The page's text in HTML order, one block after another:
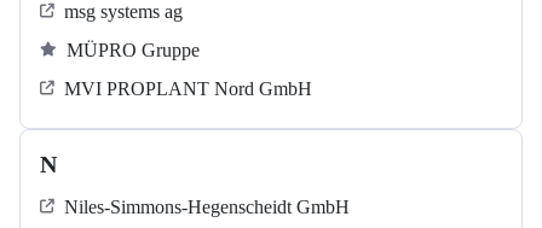
msg systems ag
MÜPRO Gruppe
MVI PROPLANT Nord GmbH
N
Niles-Simmons-Hegenscheidt GmbH